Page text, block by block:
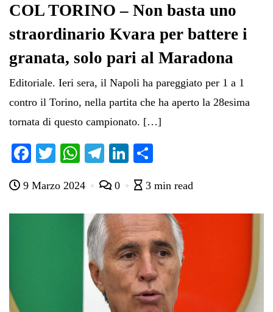
COL TORINO – Non basta uno
straordinario Kvara per battere i
granata, solo pari al Maradona
Editoriale. Ieri sera, il Napoli ha pareggiato per 1 a 1
contro il Torino, nella partita che ha aperto la 28esima
tornata di questo campionato. […]
Fa
bo
ok
T
tte
r
W
ts
A
pp
Te
gr
a
m
Li
ed
In
di
vi
di
9 Marzo 2024 0 3 min read